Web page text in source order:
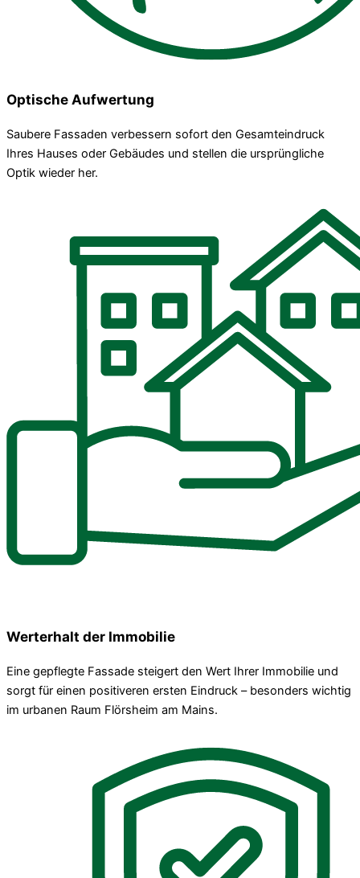
Optische Aufwertung
Saubere Fassaden verbessern sofort den Gesamteindruck
Ihres Hauses oder Gebäudes und stellen die ursprüngliche
Optik wieder her.
Werterhalt der Immobilie
Eine gepflegte Fassade steigert den Wert Ihrer Immobilie und
sorgt für einen positiveren ersten Eindruck – besonders wichtig
im urbanen Raum Flörsheim am Mains.